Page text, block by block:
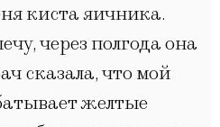
киста яичника.
через полгода она
сказала, что мой
желтые